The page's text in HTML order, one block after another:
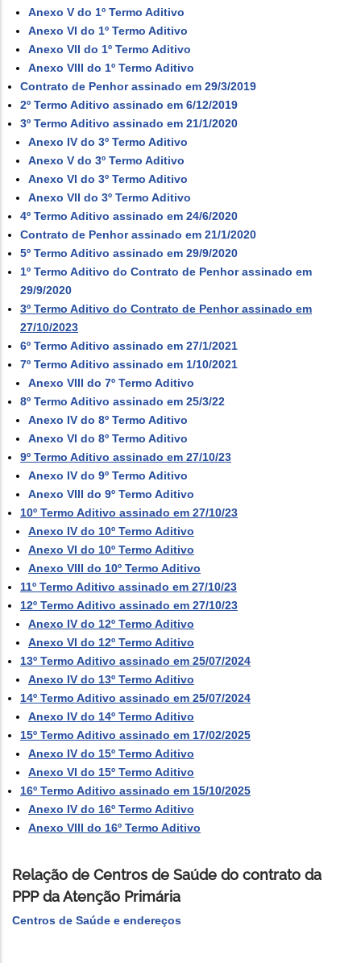
Anexo V do 1º Termo Aditivo
Anexo VI do 1º Termo Aditivo
Anexo VII do 1º Termo Aditivo
Anexo VIII do 1º Termo Aditivo
Contrato de Penhor assinado em 29/3/2019
2º Termo Aditivo assinado em 6/12/2019
3º Termo Aditivo assinado em 21/1/2020
Anexo IV do 3º Termo Aditivo
Anexo V do 3º Termo Aditivo
Anexo VI do 3º Termo Aditivo
Anexo VII do 3º Termo Aditivo
4º Termo Aditivo assinado em 24/6/2020
Contrato de Penhor assinado em 21/1/2020
5º Termo Aditivo assinado em 29/9/2020
1º Termo Aditivo do Contrato de Penhor assinado em
29/9/2020
3º Termo Aditivo do Contrato de Penhor assinado em
27/10/2023
6º Termo Aditivo assinado em 27/1/2021
7º Termo Aditivo assinado em 1/10/2021
Anexo VIII do 7º Termo Aditivo
8º Termo Aditivo assinado em 25/3/22
Anexo IV do 8º Termo Aditivo
Anexo VI do 8º Termo Aditivo
9º Termo Aditivo assinado em 27/10/23
Anexo IV do 9º Termo Aditivo
Anexo VIII do 9º Termo Aditivo
10º Termo Aditivo assinado em 27/10/23
Anexo IV do 10º Termo Aditivo
Anexo VI do 10º Termo Aditivo
Anexo VIII do 10º Termo Aditivo
11º Termo Aditivo assinado em 27/10/23
12º Termo Aditivo assinado em 27/10/23
Anexo IV do 12º Termo Aditivo
Anexo VI do 12º Termo Aditivo
13º Termo Aditivo assinado em 25/07/2024
Anexo IV do 13º Termo Aditivo
14º Termo Aditivo assinado em 25/07/2024
Anexo IV do 14º Termo Aditivo
15º Termo Aditivo assinado em 17/02/2025
Anexo IV do 15º Termo Aditivo
Anexo VI do 15º Termo Aditivo
16º Termo Aditivo assinado em 15/10/2025
Anexo IV do 16º Termo Aditivo
Anexo VIII do 16º Termo Aditivo
Relação de Centros de Saúde do contrato da
PPP da Atenção Primária
Centros de Saúde e endereços